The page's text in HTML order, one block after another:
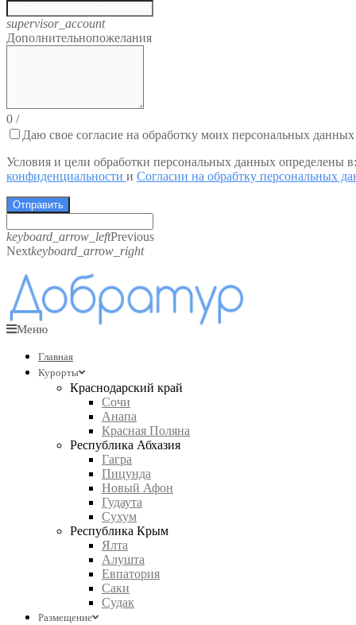
supervisor_account
Дополнительнопожелания
0 /
Даю свое согласие на обработку моих персональных данных
Условия и цели обработки персональных данных определены
конфиденциальности и Согласии на обрабтку персональных
Отправить
keyboard_arrow_leftPrevious
Nextkeyboard_arrow_right
Меню
Главная
Курорты
Краснодарский край
Сочи
Анапа
Красная Поляна
Республика Абхазия
Гагра
Пицунда
Новый Афон
Гудаута
Сухум
Республика Крым
Ялта
Алушта
Евпатория
Саки
Судак
Размещение